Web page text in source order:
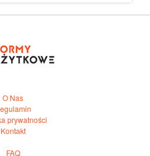
O Nas
prywatności
Kontakt
FAQ